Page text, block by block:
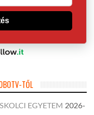
TŐL
EGYETEM 2026-